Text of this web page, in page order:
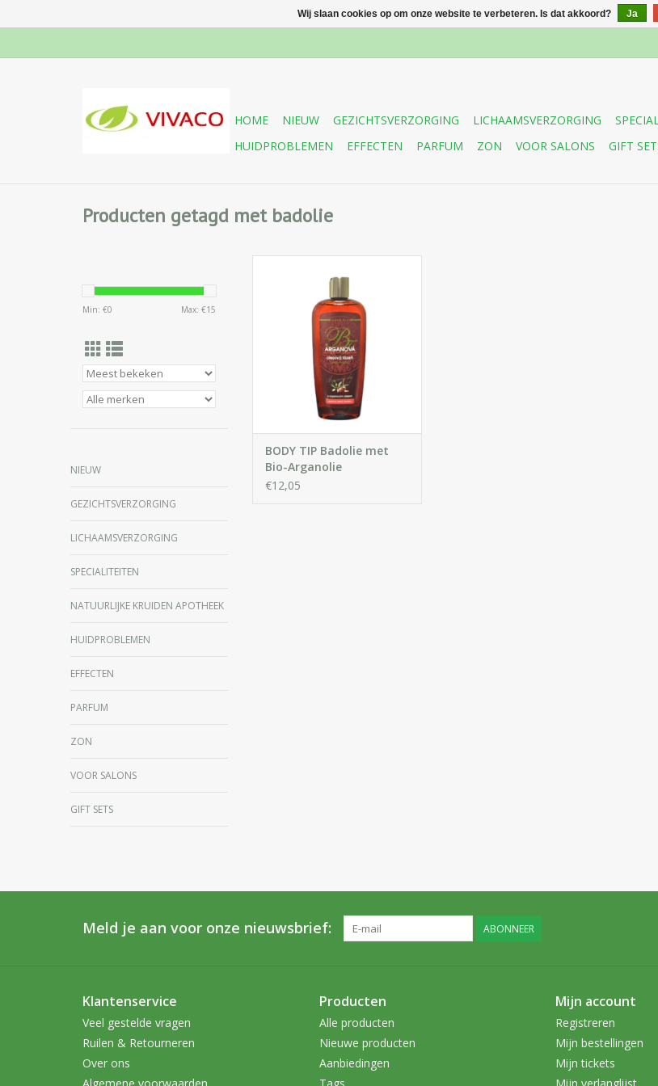
HOME NIEUW GEZICHTSVERZORGING LICHAAMSVERZORGING
HUIDPROBLEMEN
EFFECTEN PARFUM ZON VOOR SALONS GIFT
Producten getagd met badolie
Min: €0 Max: €15
NIEUW
GEZICHTSVERZORGING
LICHAAMSVERZORGING
SPECIALITEITEN
NATUURLIJKE KRUIDEN APOTHEEK
HUIDPROBLEMEN
EFFECTEN
PARFUM
ZON
VOOR SALONS
GIFT SETS
met kostbare Bio-Arganolie om
de huid te regenereren,
spanningen te verlichten en
vermoeidheid weg te spoelen.
BODY TIP Badolie met
Bio-Arganolie
€12,05
Meld je aan voor onze nieuwsbrief: ABONNEER
Klantenservice
Veel gestelde vragen
Ruilen & Retourneren
Over ons
Producten
Alle producten
Nieuwe producten
Aanbiedingen
Mijn account
Registreren
Mijn bestellingen
Mijn tickets
Wij slaan cookies op om onze website te verbeteren. Is dat akkoord? Ja